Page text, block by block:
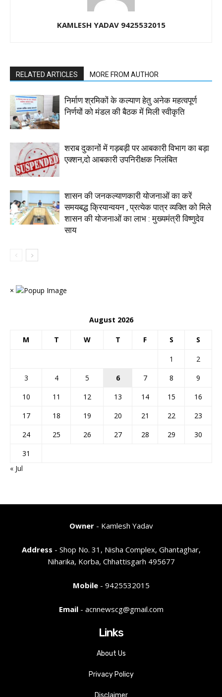
KAMLESH YADAV 9425532015
RELATED ARTICLES MORE FROM AUTHOR
निर्माण श्रमिकों के कल्याण हेतु अनेक महत्वपूर्ण
निर्णयों को मंडल की बैठक में मिली स्वीकृति
शराब दुकानों में गड़बड़ी पर आबकारी विभाग का बड़ा
एक्शन,दो आबकारी उपनिरीक्षक निलंबित
शासन की जनकल्याणकारी योजनाओं का करें
समयबद्ध क्रियान्वयन , प्रत्येक पात्र व्यक्ति को मिले
शासन की योजनाओं का लाभ : मुख्यमंत्री विष्णुदेव
साय
×
August 2026
M T W T F S S
1
2
3
4 5 6 7 8
9
10
11 12 13 14 15
16
17
18 19 20 21 22
23
24
25 26 27 28 29
30
31
« Jul
Owner- Kamlesh Yadav
Address - Shop No. 31, Nisha Complex, Ghantaghar,
Niharika, Korba, Chhattisgarh 495677
Mobile- 9425532015
Email- acnnewscg@gmail.com
Links
About Us
Privacy Policy
Disclaimer